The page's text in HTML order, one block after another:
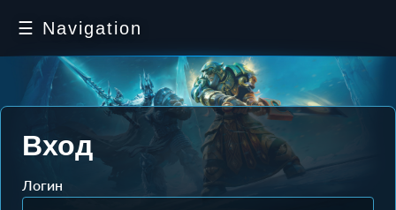
☰ Navigation
Вход
Логин